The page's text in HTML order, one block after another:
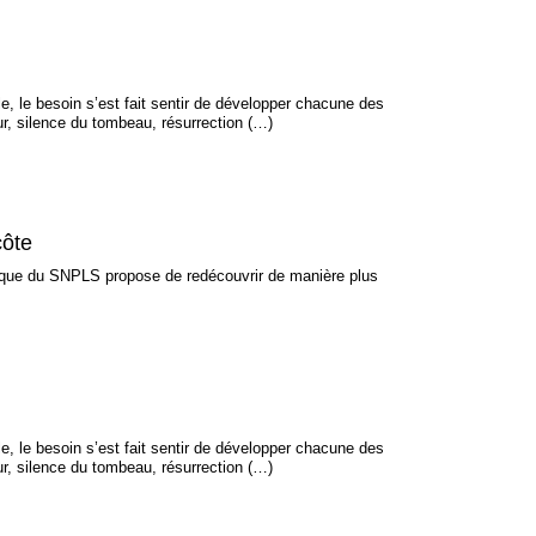
le besoin s’est fait sentir de développer chacune des
silence du tombeau, résurrection (…)
du SNPLS propose de redécouvrir de manière plus
le besoin s’est fait sentir de développer chacune des
silence du tombeau, résurrection (…)